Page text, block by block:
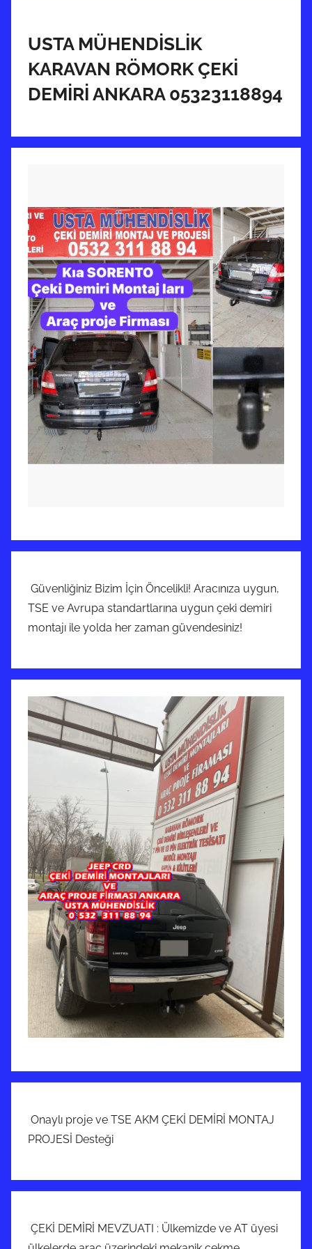
e
ö
n
r
i
ş
USTA MÜHENDİSLİK
KARAVAN RÖMORK ÇEKİ
DEMİRİ ANKARA 05323118894
Güvenliğiniz Bizim İçin Öncelikli! Aracınıza uygun,
TSE ve Avrupa standartlarına uygun çeki demiri
montajı ile yolda her zaman güvendesiniz!
Onaylı proje ve TSE AKM ÇEKİ DEMİRİ MONTAJ
PROJESİ Desteği
ÇEKİ DEMİRİ MEVZUATI : Ülkemizde ve AT üyesi